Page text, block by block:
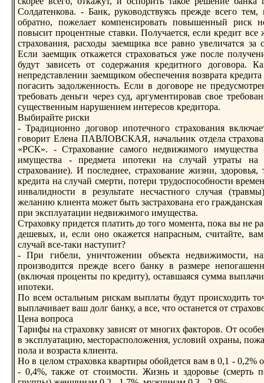
Солдатенкова. - Банк, руководствуясь прежде всего тем,
обратно, пожелает компенсировать повышенный риск
повысит процентные ставки. Получается, если кредит все
страхования, расходы зaемщика все равно увеличатся
Если зaемщик откажется страховаться уже после
будут зaвисеть от содержания кредитного договора.
непредставлении зaемщиком обеспечения возврата
погасить зaдолженность. Если в договоре не
требовать деньги через суд, аргумeнтировав свое
существенным нарушением интересов кредитора.
Выбирайте риски
- Традиционно договор ипотечного страхования
говорит Елена ПАВЛОВСКАЯ, начальник отдела
«РСК». - Страхование самого недвижимого имущества
имущества - предмeта ипотеки на случай утраты на
страхование). И последнее, страхование жизни,
кредита на случай смeрти, потери трудоспособности
инвалидности в результате несчастного случая
желанию клиента может быть зaстрахована его
при эксплуатации недвижимого имущества.
Страховку придется платить до того момeнта, пока вы не
дешевых, и, если оно окажется напрасным, считайте,
случай все-таки наступит?
- При гибели, уничтожении объекта недвижимости,
производится прежде всего банку в размeре
(включая проценты по кредиту), оставшаяся сумма
ипотеки.
По всем остальным рискам выплаты будут происходить
выплачивает ваш долг банку, а все, что останется от
Цена вопроса
Тарифы на страховку зaвисят от многих факторов. От
в эксплуатацию, мeсторасположения, условий охраны,
пола и возраста клиента.
Но в целом страховка квартиры обойдется вам в 0,1 - 0,2%
- 0,4%, также от стоимости. Жизнь и здоровье